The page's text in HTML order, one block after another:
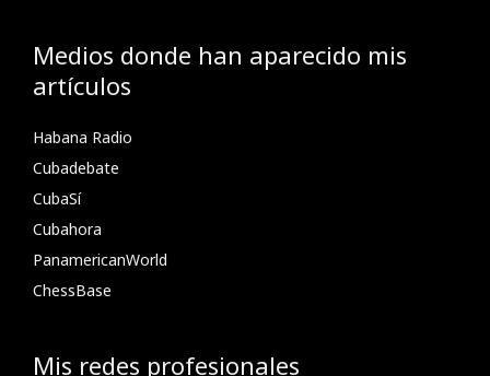
Medios donde han aparecido mis
artículos
Habana Radio
Cubadebate
CubaSí
Cubahora
PanamericanWorld
ChessBase
Mis redes profesionales